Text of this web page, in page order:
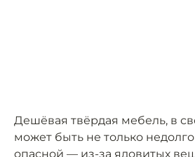
Дешёвая твёрдая мебель, в
может быть не только
опасной — из-за ядовитых